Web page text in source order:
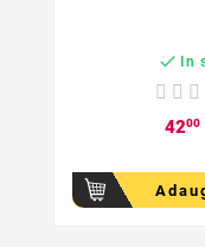
 In
4200